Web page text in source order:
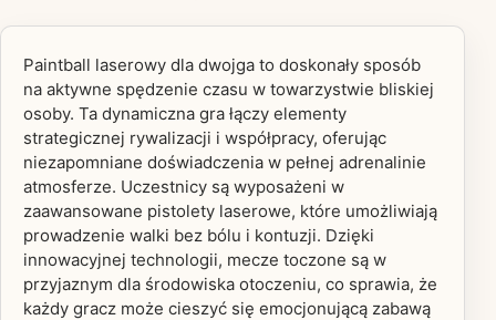
Paintball laserowy dla dwojga to doskonały sposób
na aktywne spędzenie czasu w towarzystwie bliskiej
osoby. Ta dynamiczna gra łączy elementy
strategicznej rywalizacji i współpracy, oferując
niezapomniane doświadczenia w pełnej adrenalinie
atmosferze. Uczestnicy są wyposażeni w
zaawansowane pistolety laserowe, które umożliwiają
prowadzenie walki bez bólu i kontuzji. Dzięki
innowacyjnej technologii, mecze toczone są w
przyjaznym dla środowiska otoczeniu, co sprawia, że
każdy gracz może cieszyć się emocjonującą zabawą